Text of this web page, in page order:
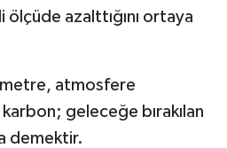
ölçüde azalttığını ortaya
atmosfere
geleceğe bırakılan
demektir.